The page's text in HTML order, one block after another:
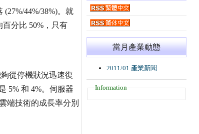
44%/38%)。就
分比 50%，只有
從停機狀況迅速復
5% 和 4%。伺服器
端技術的成長率分別
當月產業動態
2011/01 產業新聞
Information